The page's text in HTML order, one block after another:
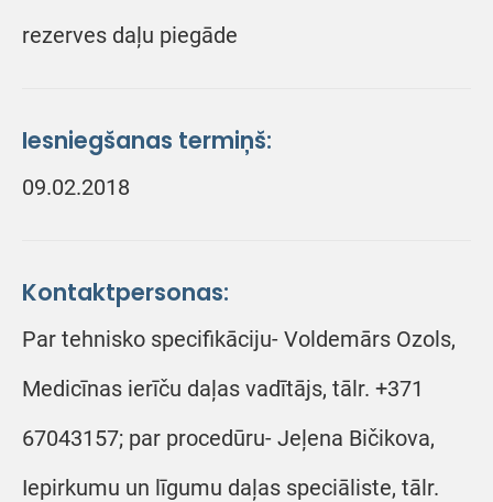
rezerves daļu piegāde
Iesniegšanas termiņš:
09.02.2018
Kontaktpersonas:
Par tehnisko specifikāciju- Voldemārs Ozols,
Medicīnas ierīču daļas vadītājs, tālr. +371
67043157; par procedūru- Jeļena Bičikova,
Iepirkumu un līgumu daļas speciāliste, tālr.